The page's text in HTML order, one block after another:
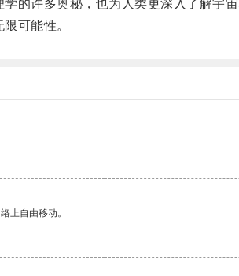
许多奥秘，也为人类更深入了解宇宙
可能性。
上自由移动。